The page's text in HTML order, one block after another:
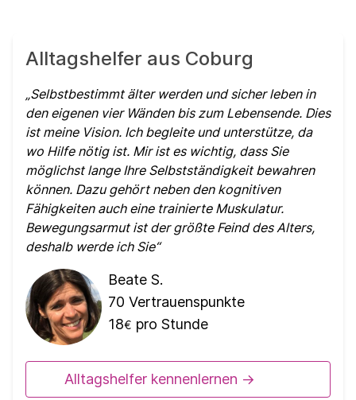
Alltagshelfer aus Coburg
Selbstbestimmt älter werden und sicher leben in
den eigenen vier Wänden bis zum Lebensende. Dies
ist meine Vision. Ich begleite und unterstütze, da
wo Hilfe nötig ist. Mir ist es wichtig, dass Sie
möglichst lange Ihre Selbstständigkeit bewahren
können. Dazu gehört neben den kognitiven
Fähigkeiten auch eine trainierte Muskulatur.
Bewegungsarmut ist der größte Feind des Alters,
deshalb werde ich Sie
Beate S.
70 Vertrauenspunkte
18€ pro Stunde
Alltagshelfer kennenlernen ->